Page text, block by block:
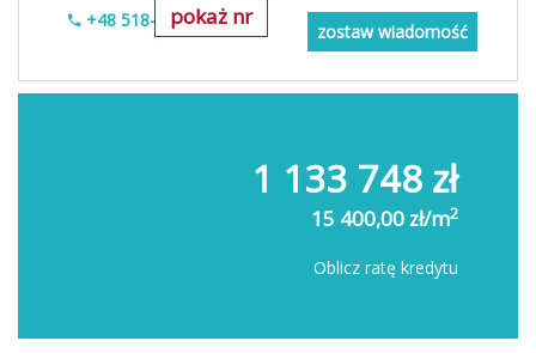
pokaż nr
+48 518-706-552
zostaw wiadomość
1 133 748 zł
15 400,00 zł/m2
Oblicz ratę kredytu